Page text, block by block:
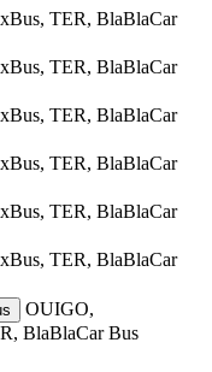
TER, BlaBlaCar
TER, BlaBlaCar
TER, BlaBlaCar
TER, BlaBlaCar
TER, BlaBlaCar
TER, BlaBlaCar
OUIGO,
BlaBlaCar Bus
, © OpenStreetMapcontributors